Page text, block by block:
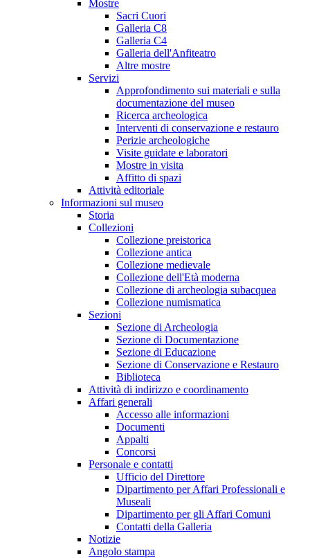
Mostre
Sacri Cuori
Galleria C8
Galleria C4
Galleria dell'Anfiteatro
Altre mostre
Servizi
Approfondimento sui materiali e sulla
documentazione del museo
Ricerca archeologica
Interventi di conservazione e restauro
Perizie archeologiche
Visite guidate e laboratori
Mostre in visita
Affitto di spazi
Attività editoriale
Informazioni sul museo
Storia
Collezioni
Collezione preistorica
Collezione antica
Collezione medievale
Collezione dell'Età moderna
Collezione di archeologia subacquea
Collezione numismatica
Sezioni
Sezione di Archeologia
Sezione di Documentazione
Sezione di Educazione
Sezione di Conservazione e Restauro
Biblioteca
Attività di indirizzo e coordinamento
Affari generali
Accesso alle informazioni
Documenti
Appalti
Concorsi
Personale e contatti
Ufficio del Direttore
Dipartimento per Affari Professionali e
Museali
Dipartimento per gli Affari Comuni
Contatti della Galleria
Notizie
Angolo stampa